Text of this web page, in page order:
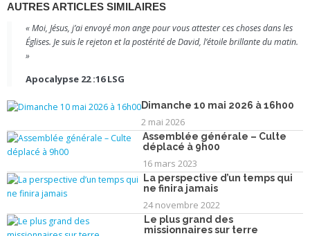
AUTRES ARTICLES SIMILAIRES
« Moi, Jésus, j’ai envoyé mon ange pour vous attester ces choses dans les
Églises. Je suis le rejeton et la postérité de David, l’étoile brillante du matin.
»
Apocalypse 22 :16 LSG
Dimanche 10 mai 2026 à 16h00
2 mai 2026
Assemblée générale – Culte
déplacé à 9h00
16 mars 2023
La perspective d’un temps qui
ne finira jamais
24 novembre 2022
Le plus grand des
missionnaires sur terre